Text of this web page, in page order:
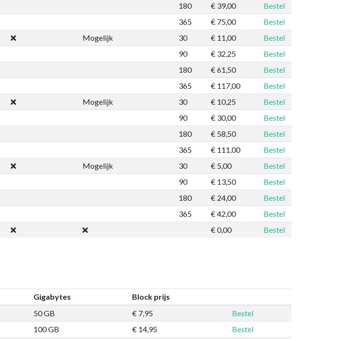
180
€ 39,00
Bestel
365
€ 75,00
Bestel
Mogelijk 30 € 11,00
Bestel
90
€ 32,25
Bestel
180
€ 61,50
Bestel
365
€ 117,00
Bestel
Mogelijk 30 € 10,25
Bestel
90
€ 30,00
Bestel
180
€ 58,50
Bestel
365
€ 111,00
Bestel
Mogelijk 30 € 5,00
Bestel
90
€ 13,50
Bestel
180
€ 24,00
Bestel
365
€ 42,00
Bestel
€ 0,00 Bestel
Gigabytes
Block prijs
50 GB € 7,95
Bestel
100 GB
€ 14,95
Bestel